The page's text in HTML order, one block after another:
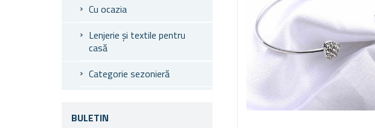
Cu ocazia
Lenjerie și textile pentru
casă
Categorie sezonieră
BULETIN